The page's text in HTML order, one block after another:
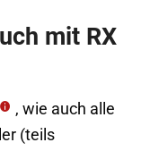
mit RX
, wie auch alle
(teils